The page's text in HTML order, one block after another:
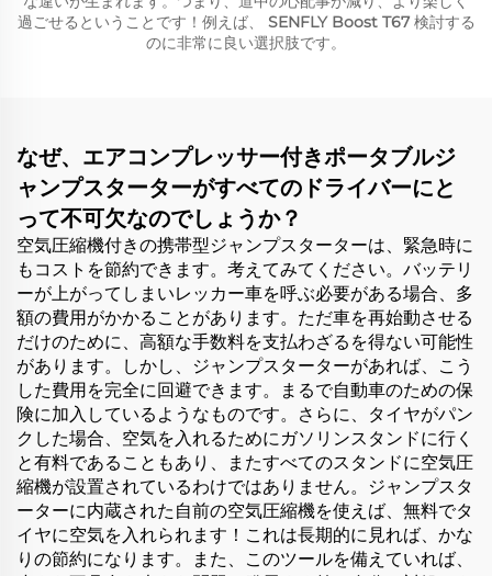
過ごせるということです！例えば、 SENFLY Boost T67検討する
のに非常に良い選択肢です。
なぜ、エアコンプレッサー付きポータブルジ
ャンプスターターがすべてのドライバーにと
って不可欠なのでしょうか？
空気圧縮機付きの携帯型ジャンプスターターは、緊急時に
もコストを節約できます。考えてみてください。バッテリ
ーが上がってしまいレッカー車を呼ぶ必要がある場合、多
額の費用がかかることがあります。ただ車を再始動させる
だけのために、高額な手数料を支払わざるを得ない可能性
があります。しかし、ジャンプスターターがあれば、こう
した費用を完全に回避できます。まるで自動車のための保
険に加入しているようなものです。さらに、タイヤがパン
クした場合、空気を入れるためにガソリンスタンドに行く
と有料であることもあり、またすべてのスタンドに空気圧
縮機が設置されているわけではありません。ジャンプスタ
ーターに内蔵された自前の空気圧縮機を使えば、無料でタ
イヤに空気を入れられます！これは長期的に見れば、かな
りの節約になります。また、このツールを備えていれば、